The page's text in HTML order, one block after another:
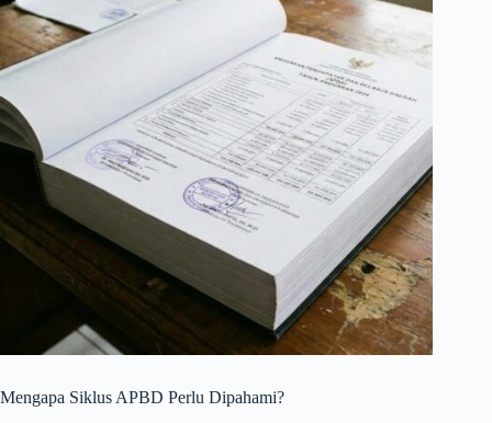
Mengapa Siklus APBD Perlu Dipahami?